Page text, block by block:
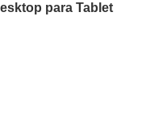
para Tablet